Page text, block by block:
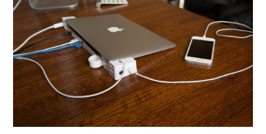
OPROGRAMOWANIE
INTERNET